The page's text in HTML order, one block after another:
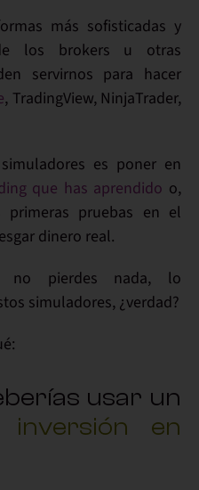
más sofisticadas y
los brokers u otras
servirnos para hacer
, TradingView, NinjaTrader,
es poner en
que has aprendido o,
pruebas en el
dinero real.
no pierdes nada, lo
simuladores, ¿verdad?
usar un
inversión en